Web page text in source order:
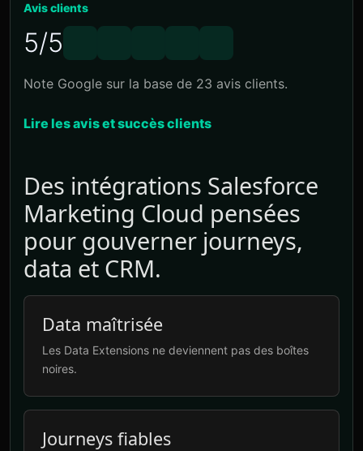
Avis clients
5/5
Note Google sur la base de 23 avis clients.
Lire les avis et succès clients
Des intégrations Salesforce
Marketing Cloud pensées
pour gouverner journeys,
data et CRM.
Data maîtrisée
Les Data Extensions ne deviennent pas des boîtes
noires.
Journeys fiables